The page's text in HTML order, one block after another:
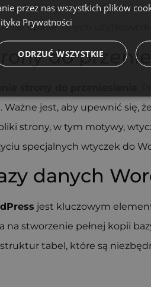
biorąc pod uwagę takie
oraz opinie innych
do
.
Ważne jest, aby upewnić się,
strony, w tym motywy,
specjalnych wtyczek do
danych
jest kluczowym
na stworzenie pełnej kopii
tabel, które są
przez nas wszystkich plików
Prywatności
ODRZUĆ WSZYSTKIE